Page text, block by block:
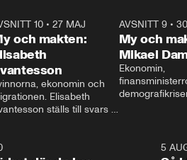
10 •27 MAJ
och makten:
ekonomin och
Elisabeth
ställs till svars
AVSNITT 9•
My och
Mikael
Ekonomin,
och Makten.
1:065